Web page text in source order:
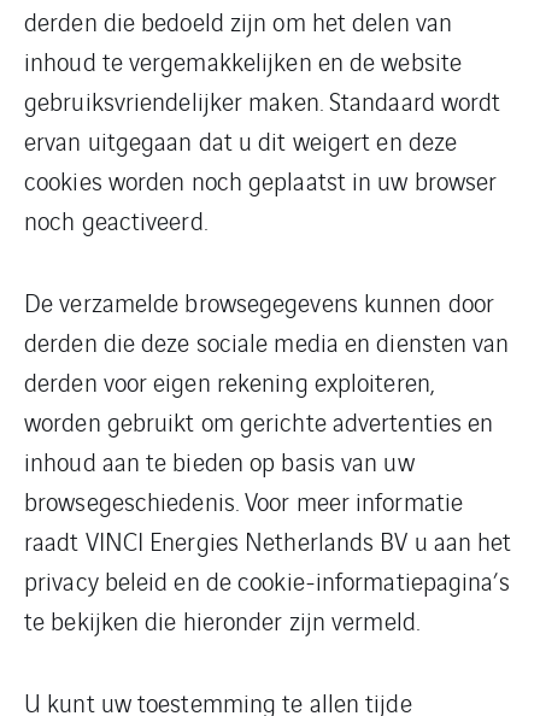
derden die bedoeld zijn om het delen van
inhoud te vergemakkelijken en de website
gebruiksvriendelijker maken. Standaard wordt
ervan uitgegaan dat u dit weigert en deze
cookies worden noch geplaatst in uw browser
noch geactiveerd.
De verzamelde browsegegevens kunnen door
derden die deze sociale media en diensten van
derden voor eigen rekening exploiteren,
worden gebruikt om gerichte advertenties en
inhoud aan te bieden op basis van uw
browsegeschiedenis. Voor meer informatie
raadt VINCI Energies Netherlands BV u aan het
privacy beleid en de cookie-informatiepagina’s
te bekijken die hieronder zijn vermeld.
U kunt uw toestemming te allen tijde